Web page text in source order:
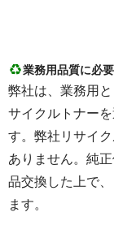
業務用品質に必
弊社は、業務用
サイクルトナー
す。弊社リサイ
ありません。純
品交換した上で
ます。